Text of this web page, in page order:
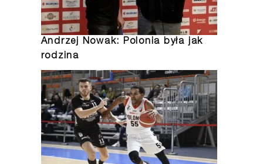
Andrzej Nowak: Polonia była jak
rodzina